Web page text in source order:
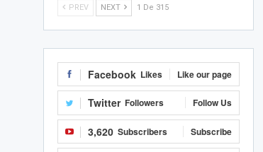
PREV NEXT 1 De 315
Facebook Likes Like our page
Twitter Followers Follow Us
3,620 Subscribers Subscribe